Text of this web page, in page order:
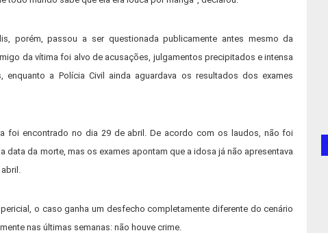
porém, passou a ser questionada publicamente antes mesmo da
da vítima foi alvo de acusações, julgamentos precipitados e intensa
enquanto a Polícia Civil ainda aguardava os resultados dos exames
foi encontrado no dia 29 de abril. De acordo com os laudos, não foi
data da morte, mas os exames apontam que a idosa já não apresentava
o caso ganha um desfecho completamente diferente do cenário
nas últimas semanas: não houve crime.